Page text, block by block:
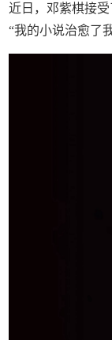
近日，邓紫棋接
“我的小说治愈了